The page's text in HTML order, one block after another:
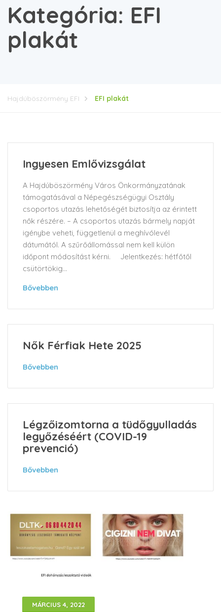
Kategória: EFI
plakát
Hajdúböszörmény EFI EFI plakát
Ingyesen Emlővizsgálat
A Hajdúböszörmény Város Önkormányzatának
támogatásával a Népegészségügyi Osztály
csoportos utazás lehetőségét biztosítja az érintett
nők részére. – A csoportos utazás bármely napját
igénybe veheti, függetlenül a meghívólevél
dátumától. A szűrőállomással nem kell külön
időpont módosítást kérni. Jelentkezés: hétfőtől
csütörtökig...
Bővebben
Nők Férfiak Hete 2025
Bővebben
Légzőizomtorna a tüdőgyulladás
legyőzéséért (COVID-19
prevenció)
Bővebben
MÁRCIUS 4, 2022